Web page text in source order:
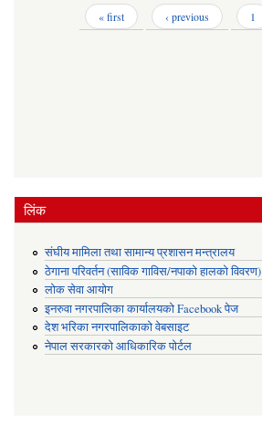
« first ‹ previous 1
लिंक
संघीय मामिला तथा सामान्य प्रशासन मन्त्रालय
ठेगाना परिवर्तन (साविक गाविस/नपाको हालको विवरण)
लोक सेवा आयोग
इनरुवा नगरपालिका कार्यालयको Facebook पेज
देश भरिका नगरपालिकाको वेबसाइट
नेपाल सरकारको आधिकारिक पोर्टल